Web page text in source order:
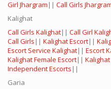
Girl Jhargram || Call Girls
Kalighat
Call Girls Kalighat|| Call Girl
Call Girls || Kalighat Escort||
Escort Service Kalighat|| Escort
Kalighat Female Escort||
Independent Escorts ||
Garia